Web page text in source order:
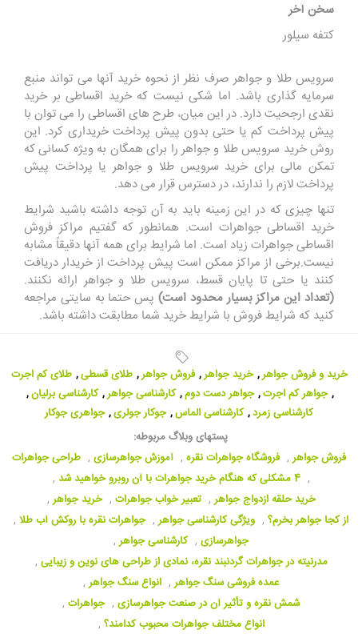
سخن آخر
کتفه سیلور
سرویس طلا و جواهر صرف نظر از نحوه خرید آنها می تواند منبع
سرمایه گذاری باشد. اما شکی نیست که خرید اقساطی بر خرید
نقدی ارجحیت دارد. در این میان، طرح های اقساطی را می توان با
پیش پرداخت کم یا حتی بدون پیش پرداخت خریداری کرد. این
روش خرید سرویس طلا و جواهر را برای همگان به ویژه کسانی که
تمکن مالی برای خرید سرویس طلا و جواهر یا پرداخت پیش
پرداخت لازم را ندارند، در دسترس قرار می دهد.
تنها چیزی که در این زمینه باید به آن توجه داشته باشید شرایط
خرید اقساطی جواهرات است. همانطور که گفتیم مراکز فروش
اقساطی جواهرات زیاد است. اما شرایط برای همه آنها دقیقاً مشابه
نیست.برخی از مراکز ممکن است پیش پرداخت از خریدار دریافت
کنند یا حتی تا پایان قسط، سرویس طلا و جواهر ارائه نکنند.
(تعداد این مراکز بسیار محدود است) پس حتما به سایتی مراجعه
کنید که شرایط فروش با شرایط خرید شما مطابقت داشته باشد.
خرید و فروش جواهر, خرید جواهر, فروش جواهر, طلای قسطی, طلای کم اجرت
, جواهر کم اجرت, جواهر دست دوم, کارشناسی جواهر, کارشناسی برلیان,
کارشناسی زمرد, کارشناسی الماس, جوکار جولری, جواهری جوکار
پستهای وبلاگ مربوطه:
فروش جواهر , فروشگاه جواهرات نقره , آموزش جواهرسازی , طراحی جواهرات
, 4 مشکلی که هنگام خرید جواهرات با آن روبرو خواهید شد
,
خرید حلقه ازدواج جواهر , تعبیر خواب جواهرات , خرید جواهر ,
از کجا جواهر بخرم؟ , ویژگی کارشناسی جواهر , جواهرات نقره با روکش آب طلا ,
جواهرسازی , کارشناسی جواهر ,
مدرنیته در جواهرات گردنبند نقره، نمادی از طراحی های نوین و زیبایی ,
عمده فروشی سنگ جواهر , انواع سنگ جواهر ,
شمش نقره و تأثیر آن در صنعت جواهرسازی , جواهرات ,
انواع مختلف جواهرات محبوب کدامند؟ ,